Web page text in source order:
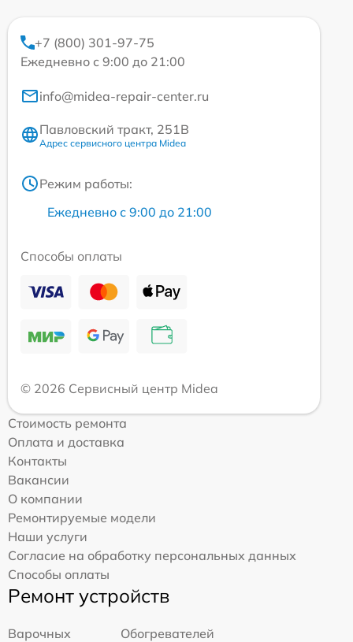
+7 (800) 301-97-75
Ежедневно с 9:00 до 21:00
info@midea-repair-center.ru
Павловский тракт, 251В
Адрес сервисного центра Midea
Режим работы:
Ежедневно с 9:00 до 21:00
Способы оплаты
© 2026 Сервисный центр Midea
Стоимость ремонта
Оплата и доставка
Контакты
Вакансии
О компании
Ремонтируемые модели
Наши услуги
Согласие на обработку персональных данных
Способы оплаты
Ремонт устройств
Варочных
Обогревателей